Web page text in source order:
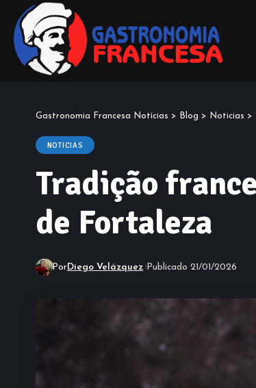
Gastronomia Francesa Notícias > Blog > Noticias >
NOTICIAS
Tradição
de Fortaleza
PorDiego Velázquez Publicado 21/01/2026